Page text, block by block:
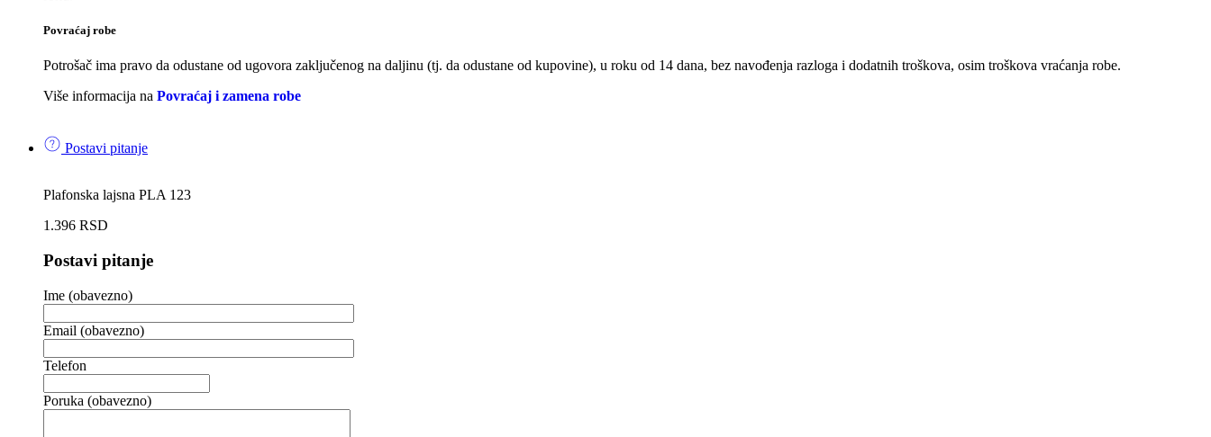
Povraćaj robe
Potrošač ima pravo da odustane od ugovora zaključenog na daljinu (tj. da odustane od kupovine), u roku od 14 dana, bez navođenja razloga i dodatnih troškova, osim troškova vraćanja robe.
Više informacija na Povraćaj i zamena robe
Postavi pitanje
Plafonska lajsna PLA 123
1.396 RSD
Postavi pitanje
Ime (obavezno)
Email (obavezno)
Telefon
Poruka (obavezno)